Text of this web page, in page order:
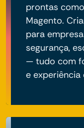
prontas
Magento.
para
segurança,
— tudo com
e experiência